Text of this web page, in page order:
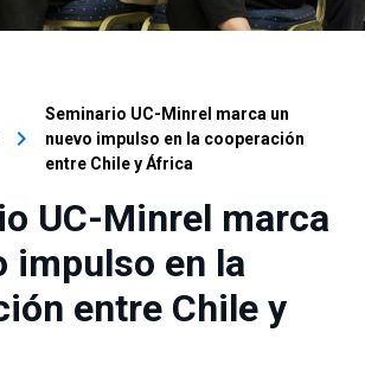
keyboard_arrow_right
Seminario UC-Minrel marca un
nuevo impulso en la cooperación
entre Chile y África
UC-Minrel marca
impulso en la
entre Chile y